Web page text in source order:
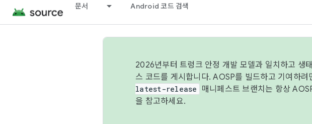
문서 Android 코드 검색
2026년부터 트렁크 안정 개발 모델과 일치하고 생
스 코드를 게시합니다. AOSP를 빌드하고 기여하려
latest-release
매니페스트 브랜치는 항상
을 참고하세요.